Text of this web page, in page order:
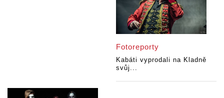
Fotoreporty
Kabáti vyprodali na Kladně
svůj...